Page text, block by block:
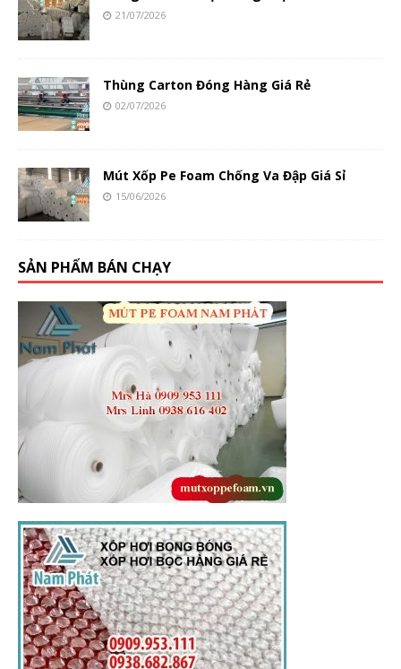
21/07/2026
Thùng Carton Đóng Hàng Giá Rẻ
02/07/2026
Mút Xốp Pe Foam Chống Va Đập Giá Sỉ
15/06/2026
SẢN PHẨM BÁN CHẠY